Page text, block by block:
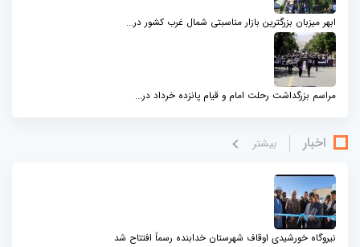
ابهر میزبان بزرگترین بازار مناسبتی شمال‌ غرب کشور در...
مراسم بزرگداشت رحلت امام و قیام پانزده خرداد در...
اخبار بيشتر
نیروگاه خورشیدی اوقاف شهرستان خدابنده رسماً افتتاح شد